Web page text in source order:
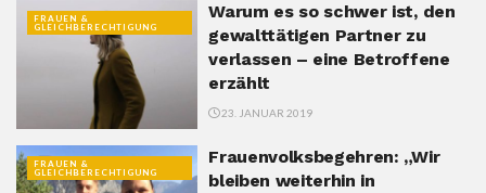
FRAUEN &
GLEICHBERECHTIGUNG
Warum es so schwer ist, den
gewalttätigen Partner zu
verlassen – eine Betroffene
erzählt
23. JANUAR 2019
FRAUEN &
GLEICHBERECHTIGUNG
Frauenvolksbegehren: „Wir
bleiben weiterhin in